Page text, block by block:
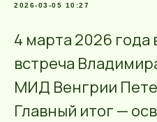
2026-03-05 10:27
4 марта 2026
встреча
МИД Венгрии
Главный итог —